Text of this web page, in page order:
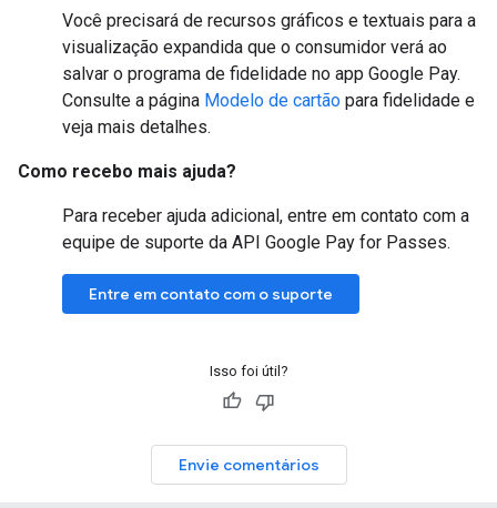
Você precisará de recursos gráficos e textuais para a
visualização expandida que o consumidor verá ao
salvar o programa de fidelidade no app Google Pay.
Consulte a página Modelo de cartão para fidelidade e
veja mais detalhes.
Como recebo mais ajuda?
Para receber ajuda adicional, entre em contato com a
equipe de suporte da API Google Pay for Passes.
Entre em contato com o suporte
Isso foi útil?
Envie comentários